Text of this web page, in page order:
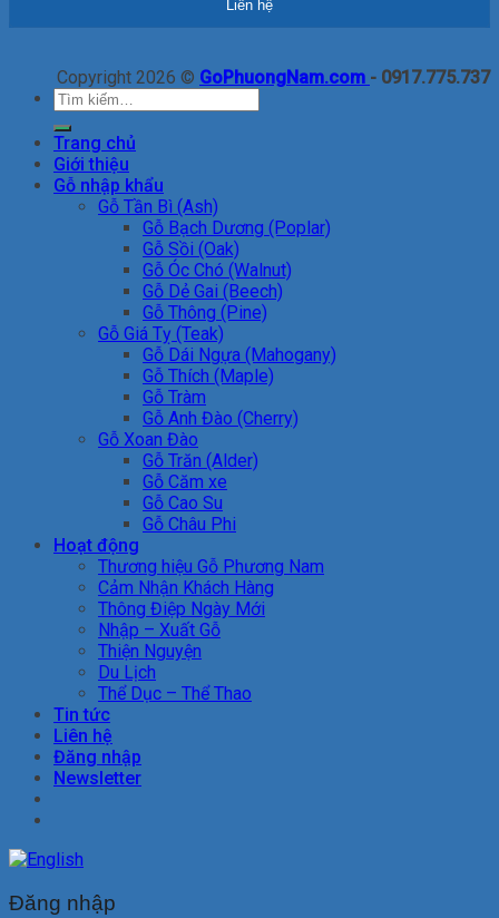
Copyright 2026 © GoPhuongNam.com - 0917.775.737
Tìm
Trang chủ
Giới thiệu
Gỗ nhập khẩu
Gỗ Tần Bì (Ash)
Gỗ Bạch Dương (Poplar)
Gỗ Sồi (Oak)
Gỗ Óc Chó (Walnut)
Gỗ Dẻ Gai (Beech)
Gỗ Thông (Pine)
Gỗ Giá Tỵ (Teak)
Gỗ Dái Ngựa (Mahogany)
Gỗ Thích (Maple)
Gỗ Tràm
Gỗ Anh Đào (Cherry)
Gỗ Xoan Đào
Gỗ Trăn (Alder)
Gỗ Căm xe
Gỗ Cao Su
Gỗ Châu Phi
Hoạt động
Thương hiệu Gỗ Phương Nam
Cảm Nhận Khách Hàng
Thông Điệp Ngày Mới
Nhập – Xuất Gỗ
Thiện Nguyện
Du Lịch
Thể Dục – Thể Thao
Tin tức
Liên hệ
Đăng nhập
Newsletter
Đăng nhập